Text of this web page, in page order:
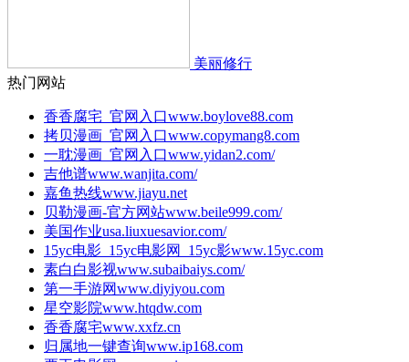
美丽修行
热门网站
香香腐宅_官网入口www.boylove88.com
拷贝漫画_官网入口www.copymang8.com
一耽漫画_官网入口www.yidan2.com/
吉他谱www.wanjita.com/
嘉鱼热线www.jiayu.net
贝勒漫画-官方网站www.beile999.com/
美国作业usa.liuxuesavior.com/
15yc电影_15yc电影网_15yc影www.15yc.com
素白白影视www.subaibaiys.com/
第一手游网www.diyiyou.com
星空影院www.htqdw.com
香香腐宅www.xxfz.cn
归属地一键查询www.ip168.com